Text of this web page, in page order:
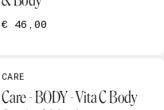
€ 46,00
CARE
Care - BODY - Vita C Body